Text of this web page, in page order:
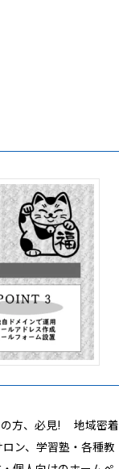
の方、必見! 地域密着
ン、学習塾・各種教